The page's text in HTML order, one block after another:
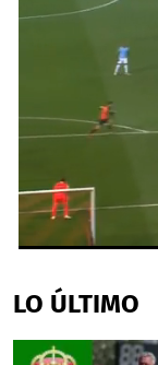
of
1
19
seconds
LO ÚLTIMO